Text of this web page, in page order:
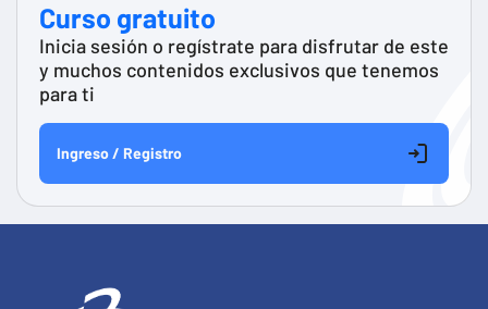
Curso gratuito
Inicia sesión o regístrate para disfrutar de este
y muchos contenidos exclusivos que tenemos
para ti
Ingreso / Registro